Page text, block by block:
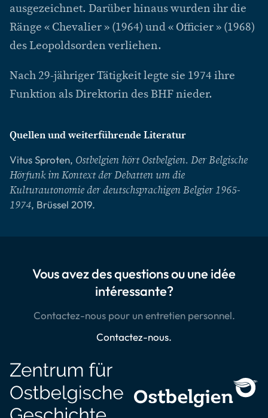
ausgezeichnet. Darüber hinaus wurden ihr die
Ränge « Chevalier » (1964) und « Officier » (1968)
des Leopoldsorden verliehen.
Nach 29-jähriger Tätigkeit legte sie 1974 ihre
Funktion als Direktorin des BHF nieder.
Quellen und weiterführende Literatur
Vitus Sproten, Ostbelgien hört Ostbelgien. Der Belgische
Hörfunk im Kontext der Debatten um die
Kulturautonomie der deutschsprachigen Belgier 1965-
1974, Brüssel 2019.
Vous avez des questions ou une idée
intéressante?
Contactez-nous pour un entretien personnel.
Contactez-nous.